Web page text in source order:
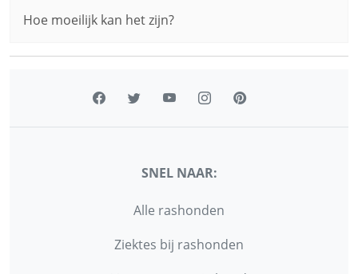
Hoe moeilijk kan het zijn?
SNEL NAAR:
Alle rashonden
Ziektes bij rashonden